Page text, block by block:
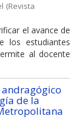
(Revista
el avance de
los estudiantes
al docente
de la